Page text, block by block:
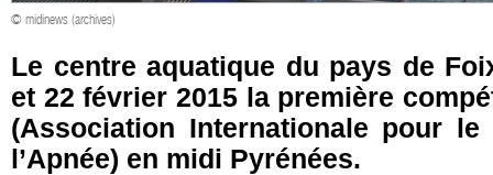
© midinews (archives)
Le centre aquatique du pays de
et 22 février 2015 la première
(Association Internationale pour le
l’Apnée) en midi Pyrénées.